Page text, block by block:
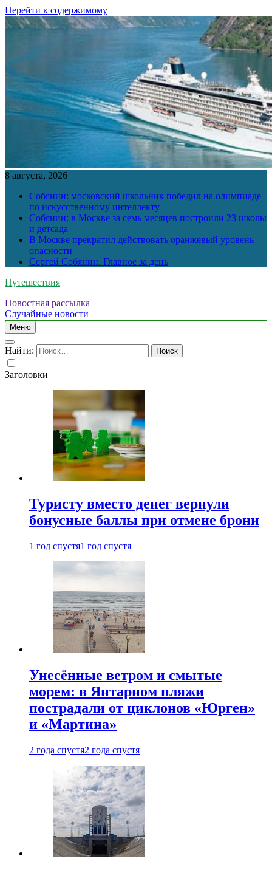
Перейти к содержимому
8 августа, 2026
Собянин: московский школьник победил на олимпиаде
по искусственному интеллекту
Собянин: в Москве за семь месяцев построили 23 школы
и детсада
В Москве прекратил действовать оранжевый уровень
опасности
Сергей Собянин. Главное за день
Путешествия
Новостная рассылка
Случайные новости
Меню
Найти:
Заголовки
Туристу вместо денег вернули
бонусные баллы при отмене брони
1 год спустя1 год спустя
Унесённые ветром и смытые
морем: в Янтарном пляжи
пострадали от циклонов «Юрген»
и «Мартина»
2 года спустя2 года спустя